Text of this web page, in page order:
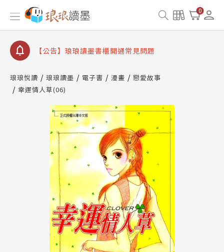
0
【公告】因 Readmoo 讀墨系統維護中，本站同步暫
停部分閱讀服務
【公告】琅琅讀墨數位閱讀資產合併與書櫃開通申請
【公告】琅琅讀墨書櫃開通常見問題
請圖文教學
【公告】琅琅書店服務升級重要說明及資產合併結果
查詢
【公告】因 Readmoo 讀墨系統維護中，本站同步暫
停部分閱讀服務
琅琅悅讀 琅琅讀墨 電子書 漫畫
戀愛故事
幸運情人草(06)